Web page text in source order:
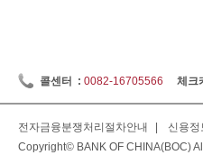
콜센터 : 0082-16705566 체크
전자금융분쟁처리절차안내 신용정
Copyright© BANK OF CHINA(BOC)